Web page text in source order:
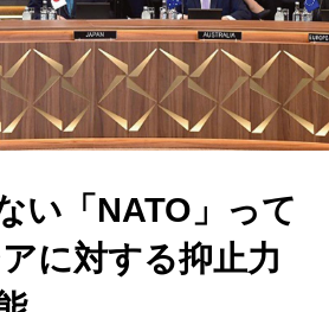
い「NATO」って
に対する抑止力